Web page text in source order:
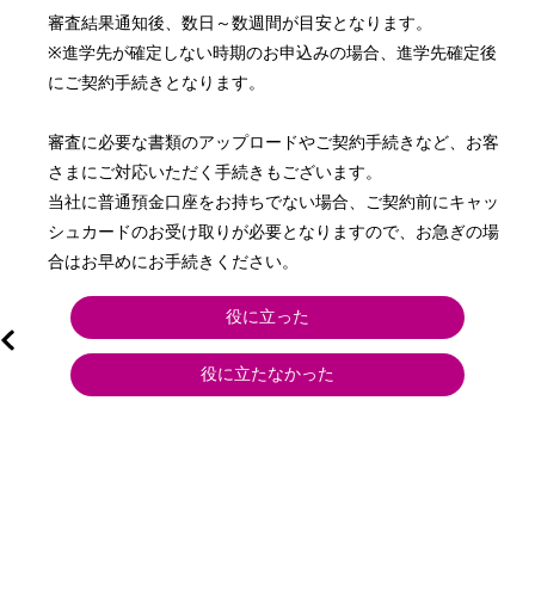
審査結果通知後、数日～数週間が目安となります。
※進学先が確定しない時期のお申込みの場合、進学先確定後
にご契約手続きとなります。
審査に必要な書類のアップロードやご契約手続きなど、お客
さまにご対応いただく手続きもございます。
当社に普通預金口座をお持ちでない場合、ご契約前にキャッ
シュカードのお受け取りが必要となりますので、お急ぎの場
合はお早めにお手続きください。
役に立った
役に立たなかった